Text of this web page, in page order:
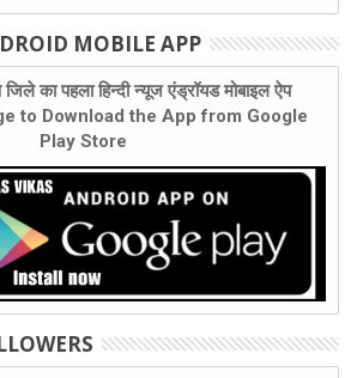
MOBILE APP
का पहला हिन्दी न्यूज एंड्रॉयड मोबाइल ऐप
to Download the App from Google
Play Store